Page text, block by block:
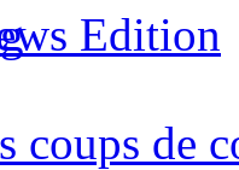
Edition
coups de